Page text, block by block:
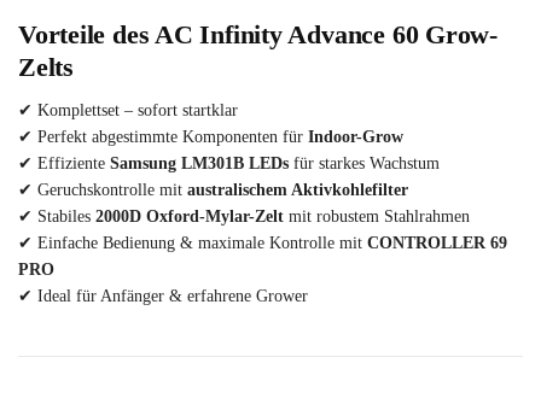
Vorteile des AC Infinity Advance 60 Grow-
Zelts
✔ Komplettset – sofort startklar
✔ Perfekt abgestimmte Komponenten für Indoor-Grow
✔ Effiziente Samsung LM301B LEDs für starkes Wachstum
✔ Geruchskontrolle mit australischem Aktivkohlefilter
✔ Stabiles 2000D Oxford-Mylar-Zelt mit robustem Stahlrahmen
✔ Einfache Bedienung & maximale Kontrolle mit CONTROLLER 69
PRO
✔ Ideal für Anfänger & erfahrene Grower